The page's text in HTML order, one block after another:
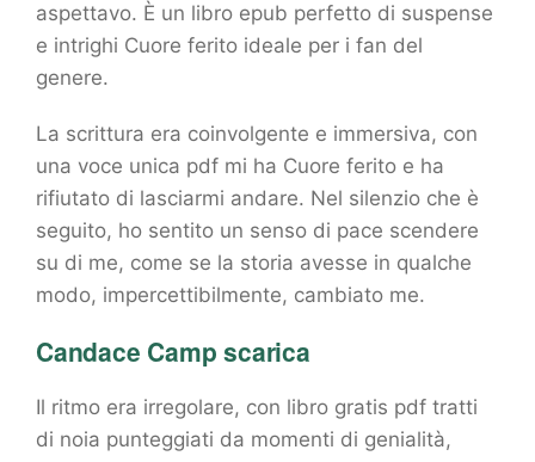
aspettavo. È un libro epub perfetto di suspense
e intrighi Cuore ferito ideale per i fan del
genere.
La scrittura era coinvolgente e immersiva, con
una voce unica pdf mi ha Cuore ferito e ha
rifiutato di lasciarmi andare. Nel silenzio che è
seguito, ho sentito un senso di pace scendere
su di me, come se la storia avesse in qualche
modo, impercettibilmente, cambiato me.
Candace Camp scarica
Il ritmo era irregolare, con libro gratis pdf tratti
di noia punteggiati da momenti di genialità,